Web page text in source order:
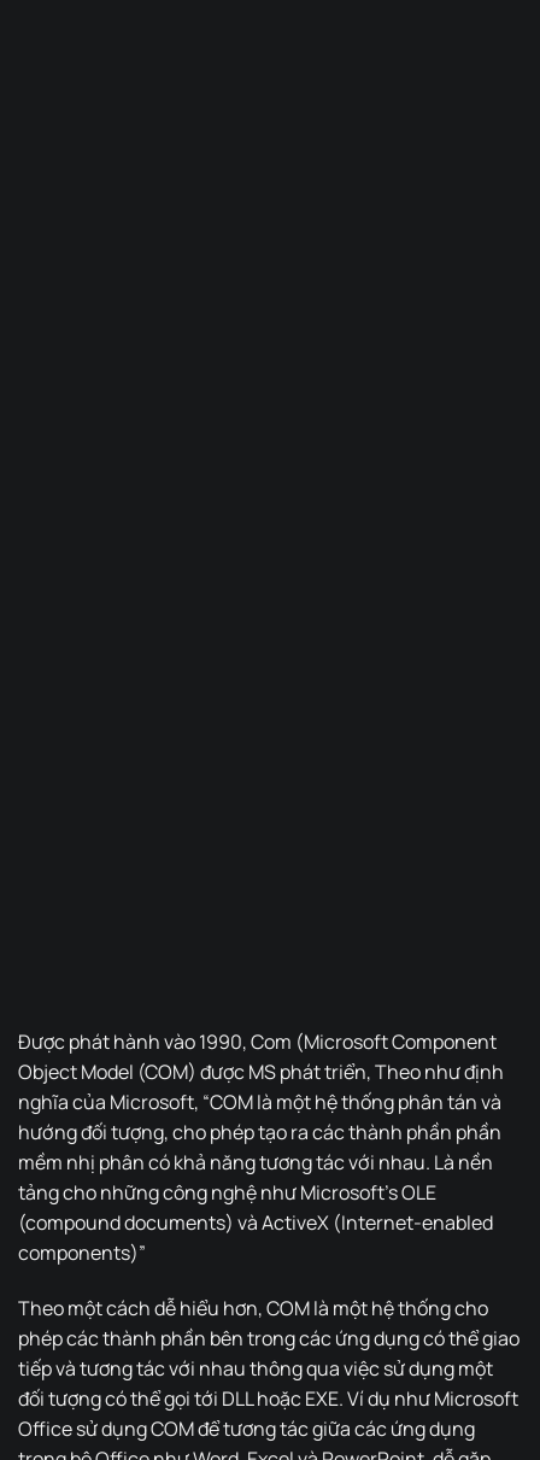
Được phát hành vào 1990, Com (Microsoft Component
Object Model (COM) được MS phát triển, Theo như định
nghĩa của Microsoft, “COM là một hệ thống phân tán và
hướng đối tượng, cho phép tạo ra các thành phần phần
mềm nhị phân có khả năng tương tác với nhau. Là nền
tảng cho những công nghệ như Microsoft’s OLE
(compound documents) và ActiveX (Internet-enabled
components)”
Theo một cách dễ hiểu hơn, COM là một hệ thống cho
phép các thành phần bên trong các ứng dụng có thể giao
tiếp và tương tác với nhau thông qua việc sử dụng một
đối tượng có thể gọi tới DLL hoặc EXE. Ví dụ như Microsoft
Office sử dụng COM để tương tác giữa các ứng dụng